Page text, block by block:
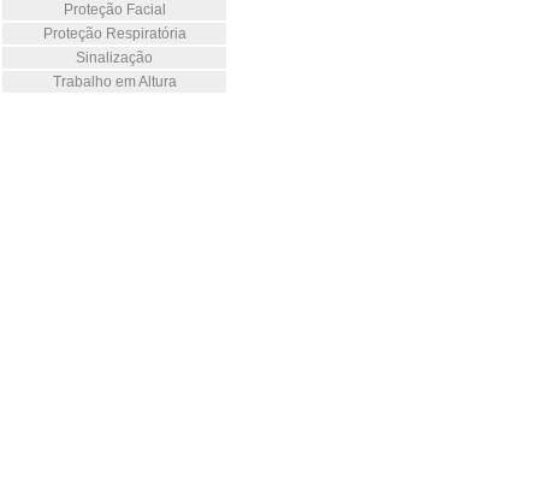
Proteção Facial
Proteção Respiratória
Sinalização
Trabalho em Altura